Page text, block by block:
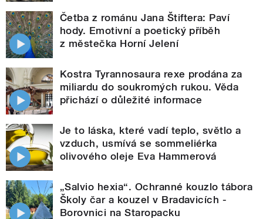
Četba z románu Jana Štiftera: Paví
hody. Emotivní a poetický příběh
z městečka Horní Jelení
Kostra Tyrannosaura rexe prodána za
miliardu do soukromých rukou. Věda
přichází o důležité informace
Je to láska, které vadí teplo, světlo a
vzduch, usmívá se sommeliérka
olivového oleje Eva Hammerová
„Salvio hexia“. Ochranné kouzlo tábora
Školy čar a kouzel v Bradavicích -
Borovnici na Staropacku